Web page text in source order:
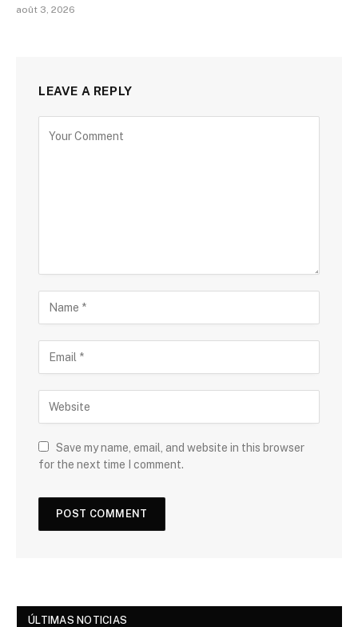
août 3, 2026
LEAVE A REPLY
Save my name, email, and website in this browser
for the next time I comment.
ÚLTIMAS NOTICIAS